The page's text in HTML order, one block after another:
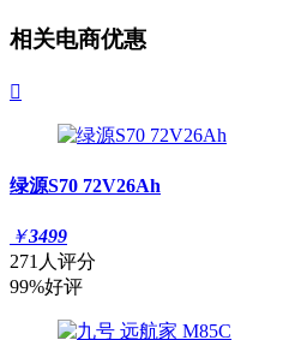
相关电商优惠

绿源S70 72V26Ah
￥3499
271人评分
99%好评